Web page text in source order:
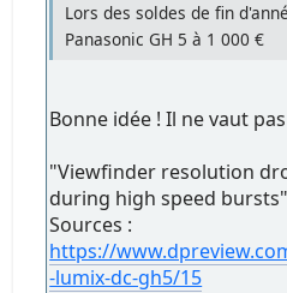
Lors des soldes de fin
Panasonic GH 5 à 1 000 €
Bonne idée ! Il ne vaut
"Viewfinder resolution
during high speed bursts"
Sources :
https://
-lumix-dc-gh5/15